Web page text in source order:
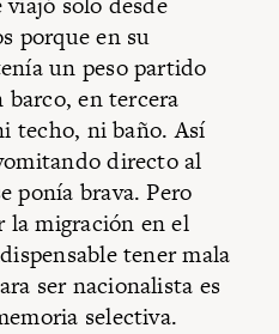
porque en su
un peso partido
en tercera
techo, ni baño. Así
directo al
ponía brava. Pero
la migración en el
tener mala
ser nacionalista es
selectiva.